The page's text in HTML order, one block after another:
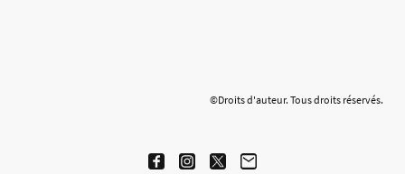
©Droits d'auteur. Tous droits réservés.